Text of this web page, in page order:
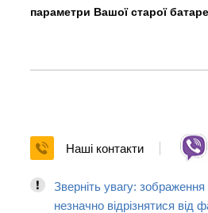
параметри Вашої старої
Наші контакти
Зверніть увагу:
незначно відрізнятися від